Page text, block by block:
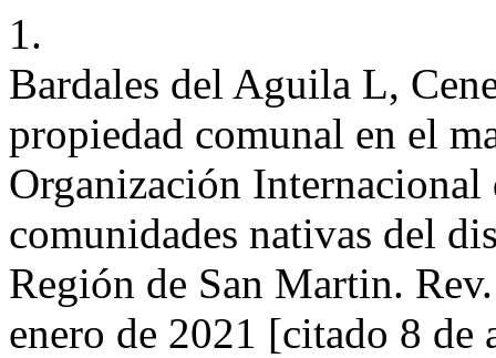
1.
Bardales del Aguila L,
propiedad comunal en el
Organización
comunidades nativas del
Región de San Martin.
enero de 2021 [citado 8